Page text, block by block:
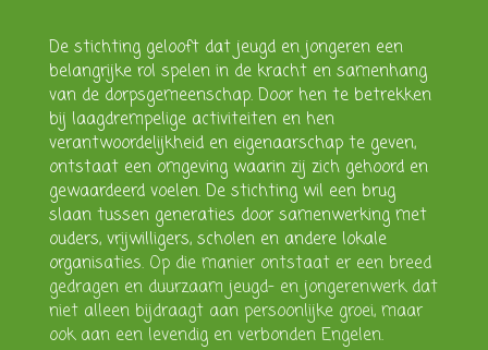
De stichting gelooft dat jeugd en jongeren een
belangrijke rol spelen in de kracht en samenhang
van de dorpsgemeenschap. Door hen te betrekken
bij laagdrempelige activiteiten en hen
verantwoordelijkheid en eigenaarschap te geven,
ontstaat een omgeving waarin zij zich gehoord en
gewaardeerd voelen. De stichting wil een brug
slaan tussen generaties door samenwerking met
ouders, vrijwilligers, scholen en andere lokale
organisaties. Op die manier ontstaat er een breed
gedragen en duurzaam jeugd- en jongerenwerk dat
niet alleen bijdraagt aan persoonlijke groei, maar
ook aan een levendig en verbonden Engelen.